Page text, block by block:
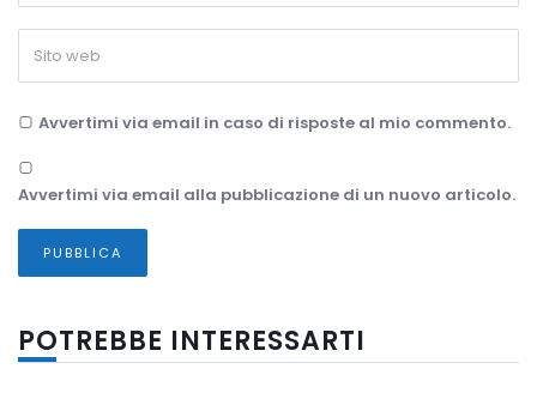
Avvertimi via email in caso di risposte al mio commento.
Avvertimi via email alla pubblicazione di un nuovo articolo.
POTREBBE INTERESSARTI